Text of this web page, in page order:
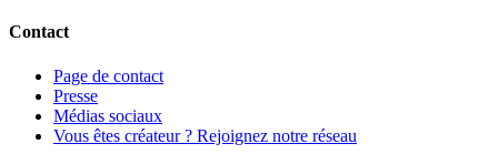
Contact
Page de contact
Presse
Médias sociaux
Vous êtes créateur ? Rejoignez notre réseau